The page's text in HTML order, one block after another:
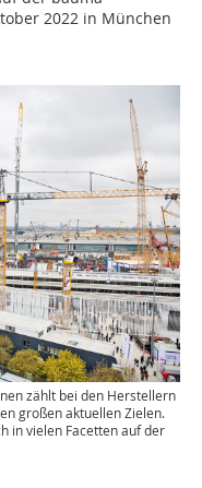
2022 in München
zählt bei den Herstellern
großen aktuellen Zielen.
in vielen Facetten auf der